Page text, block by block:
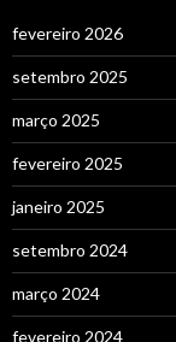
fevereiro 2026
setembro 2025
março 2025
fevereiro 2025
janeiro 2025
setembro 2024
março 2024
fevereiro 2024